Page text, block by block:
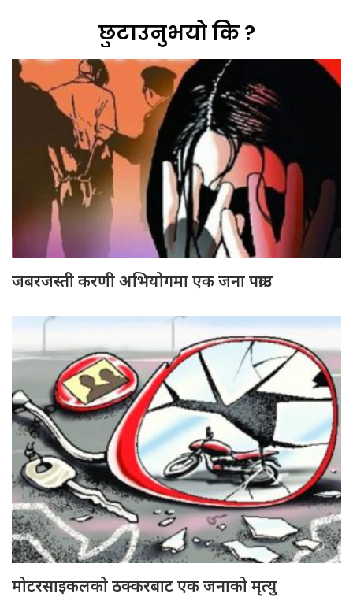
छुटाउनुभयो कि ?
जबरजस्ती करणी अभियोगमा एक जना पक्राउ
मोटरसाइकलको ठक्करबाट एक जनाको मृत्यु